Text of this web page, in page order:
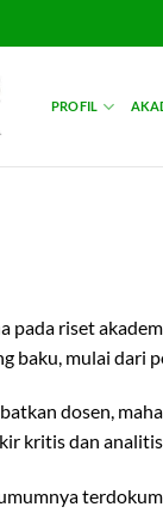
PROFIL
pada riset
baku, mulai dari
dosen,
kritis dan